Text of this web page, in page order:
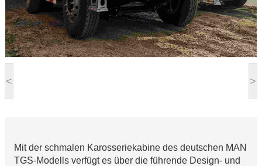
< >
Mit der schmalen Karosseriekabine des deutschen MAN
TGS-Modells verfügt es über die führende Design- und